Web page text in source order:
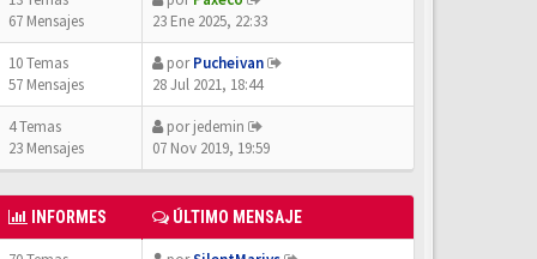
67 Mensajes
23 Ene 2025, 22:33
10 Temas
57 Mensajes
porPucheivan
28 Jul 2021, 18:44
4 Temas
23 Mensajes
porjedemin
07 Nov 2019, 19:59
INFORMES ÚLTIMO MENSAJE